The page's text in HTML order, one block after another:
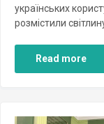
українських
розмістили
Read more